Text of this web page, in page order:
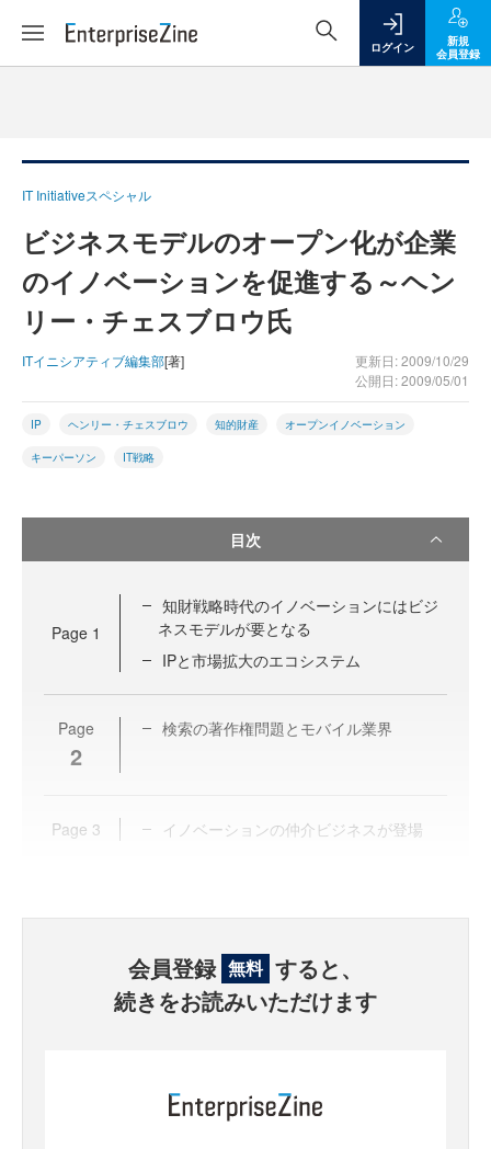
ログイン
新規
会員登録
IT Initiativeスペシャル
ビジネスモデルのオープン化が企業
のイノベーションを促進する～ヘン
リー・チェスブロウ氏
ITイニシアティブ編集部[著]
更新日: 2009/10/29
公開日: 2009/05/01
IP ヘンリー・チェスブロウ 知的財産 オープンイノベーション
キーパーソン IT戦略
目次
Page 1
知財戦略時代のイノベーションにはビジ
ネスモデルが要となる
IPと市場拡大のエコシステム
Page
2
検索の著作権問題とモバイル業界
Page 3 イノベーションの仲介ビジネスが登場
会員登録 無料 すると、
続きをお読みいただけます